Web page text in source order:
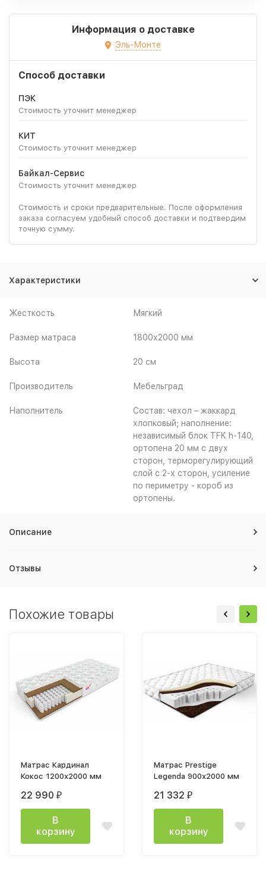
Информация о доставке
Эль-Монте
Способ доставки
ПЭК
Стоимость уточнит менеджер
КИТ
Стоимость уточнит менеджер
Байкал-Сервис
Стоимость уточнит менеджер
Стоимость и сроки предварительные. После оформления
заказа согласуем удобный способ доставки и подтвердим
точную сумму.
Характеристики
Жесткость Мягкий
Размер матраса 1800х2000 мм
Высота 20 см
Производитель Мебельград
Наполнитель
Состав: чехол – жаккард
хлопковый; наполнение:
независимый блок TFK h-140,
ортопена 20 мм с двух
сторон, терморегулирующий
слой с 2-х сторон, усиление
по периметру - короб из
ортопены.
Описание
Отзывы
Похожие товары
Матрас Кардинал
Кокос 1200х2000 мм
22 990 ₽
В
корзину
Матрас Prestige
Legenda 900х2000 мм
21 332 ₽
В
корзину